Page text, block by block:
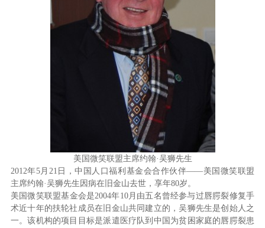
美国微笑联盟主席约翰·吴狮先生
2012年5月21日，中国人口福利基金会合作伙伴——美国微笑联盟
主席约翰·吴狮先生因病在旧金山去世，享年80岁。
美国微笑联盟基金会是2004年10月由五名曾经参与过唇腭裂修复手
术近十年的扶轮社成员在旧金山共同建立的，吴狮先生是创始人之
一。该机构的项目目标是派遣医疗队到中国为贫困家庭的唇腭裂患